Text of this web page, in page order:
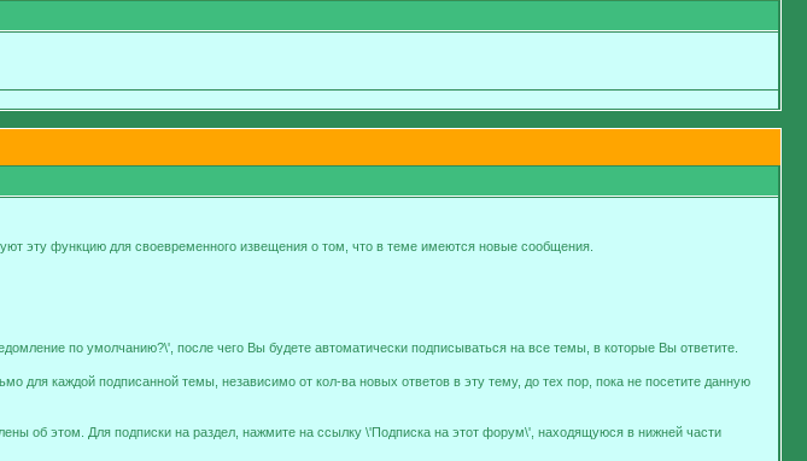
эту функцию для своевременного извещения о том, что в теме имеются новые сообщения.
по умолчанию?\', после чего Вы будете автоматически подписываться на все темы, в которые Вы ответите.
для каждой подписанной темы, независимо от кол-ва новых ответов в эту тему, до тех пор, пока не посетите данную
об этом. Для подписки на раздел, нажмите на ссылку \'Подписка на этот форум\', находящуюся в нижней части